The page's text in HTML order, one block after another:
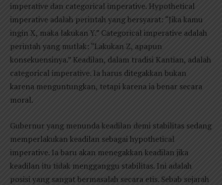
imperative dan categorical imperative. Hypothetical
imperative adalah perintah yang bersyarat: “Jika kamu
ingin X, maka lakukan Y.” Categorical imperative adalah
perintah yang mutlak: “Lakukan Z, apapun
konsekuensinya.” Keadilan, dalam tradisi Kantian, adalah
categorical imperative. Ia harus ditegakkan bukan
karena menguntungkan, tetapi karena ia benar secara
moral.
Gubernur yang menunda keadilan demi stabilitas sedang
memperlakukan keadilan sebagai hypothetical
imperative. Ia baru akan menegakkan keadilan jika
keadilan itu tidak mengganggu stabilitas. Ini adalah
posisi yang sangat bermasalah secara etis. Sebab sejarah